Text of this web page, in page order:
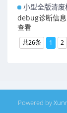
小型全版清
debug诊断信
查看
共26条 1 2
Powered by